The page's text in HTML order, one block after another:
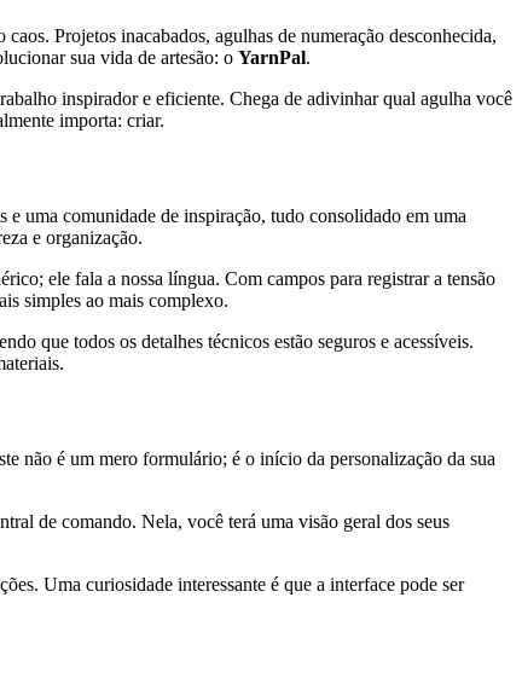
Projetos inacabados, agulhas de numeração desconhecida,
sua vida de artesão: o YarnPal.
inspirador e eficiente. Chega de adivinhar qual agulha você
importa: criar.
uma comunidade de inspiração, tudo consolidado em uma
e organização.
ele fala a nossa língua. Com campos para registrar a tensão
simples ao mais complexo.
que todos os detalhes técnicos estão seguros e acessíveis.
não é um mero formulário; é o início da personalização da sua
de comando. Nela, você terá uma visão geral dos seus
Uma curiosidade interessante é que a interface pode ser